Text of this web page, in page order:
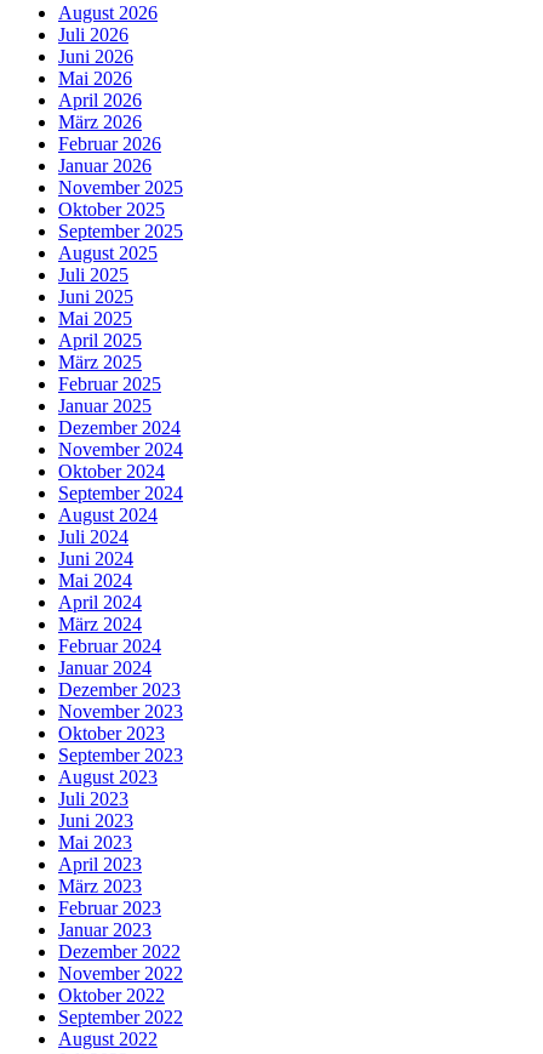
August 2026
Juli 2026
Juni 2026
Mai 2026
April 2026
März 2026
Februar 2026
Januar 2026
November 2025
Oktober 2025
September 2025
August 2025
Juli 2025
Juni 2025
Mai 2025
April 2025
März 2025
Februar 2025
Januar 2025
Dezember 2024
November 2024
Oktober 2024
September 2024
August 2024
Juli 2024
Juni 2024
Mai 2024
April 2024
März 2024
Februar 2024
Januar 2024
Dezember 2023
November 2023
Oktober 2023
September 2023
August 2023
Juli 2023
Juni 2023
Mai 2023
April 2023
März 2023
Februar 2023
Januar 2023
Dezember 2022
November 2022
Oktober 2022
September 2022
August 2022